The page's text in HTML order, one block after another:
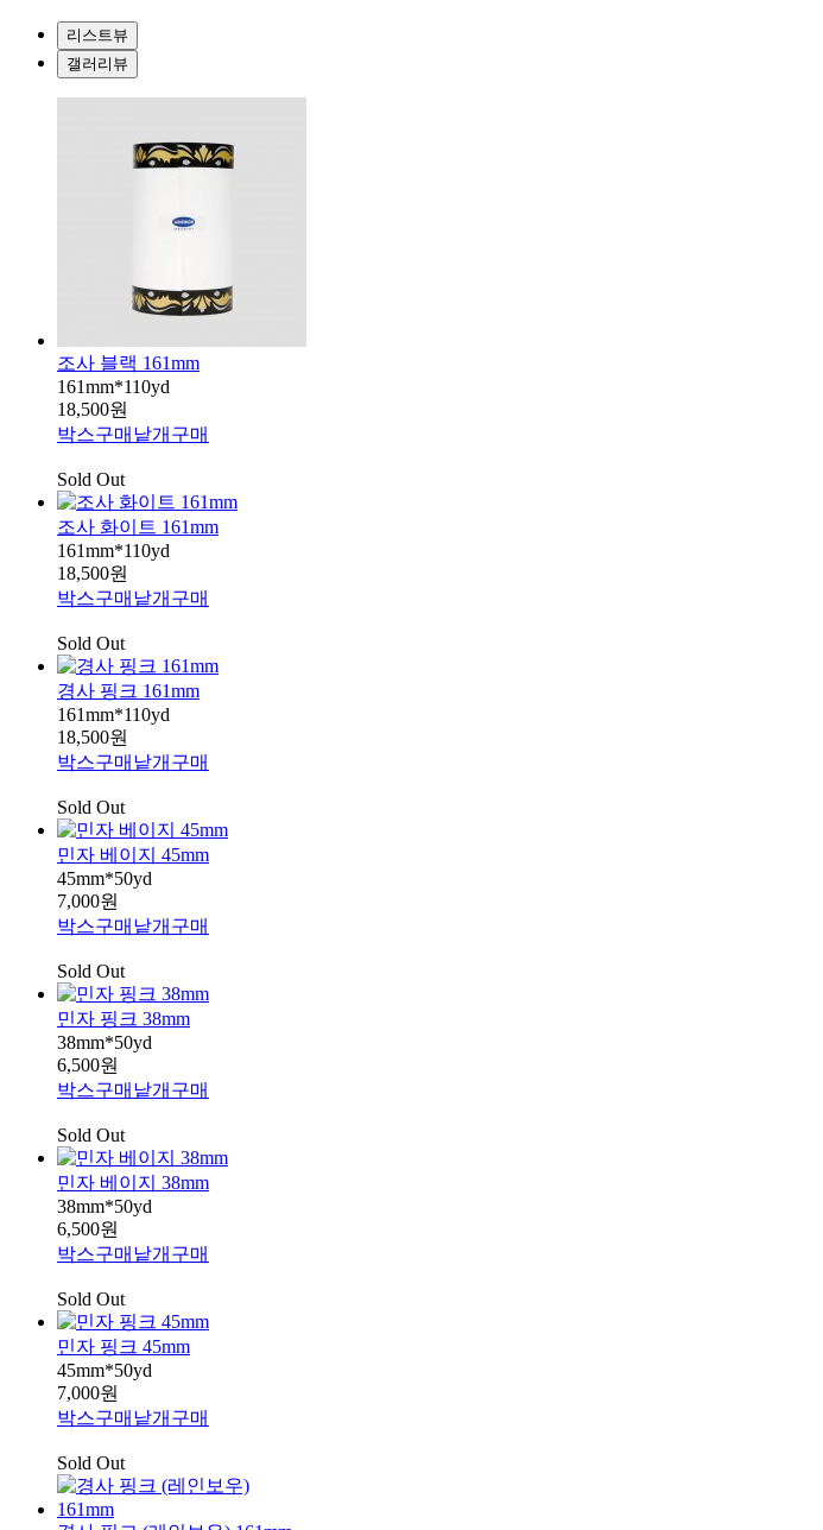
리스트뷰
갤러리뷰
조사 블랙 161mm
161mm*110yd
18,500원
박스구매 낱개구매
Sold Out
조사 화이트 161mm
161mm*110yd
18,500원
박스구매 낱개구매
Sold Out
경사 핑크 161mm
161mm*110yd
18,500원
박스구매 낱개구매
Sold Out
민자 베이지 45mm
45mm*50yd
7,000원
박스구매 낱개구매
Sold Out
민자 핑크 38mm
38mm*50yd
6,500원
박스구매 낱개구매
Sold Out
민자 베이지 38mm
38mm*50yd
6,500원
박스구매 낱개구매
Sold Out
민자 핑크 45mm
45mm*50yd
7,000원
박스구매 낱개구매
Sold Out